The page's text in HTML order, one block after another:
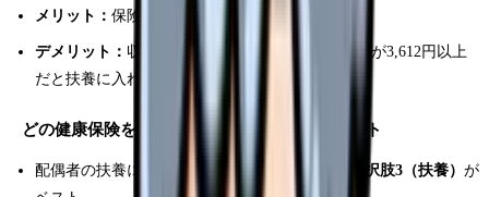
メリット： 保険料ゼロ。コストが最も安い
デメリット： 収入要件が厳しい。失業保険の日額が3,612円以上
だと扶養に入れない場合がある
どの健康保険を選ぶべきか？判断フローチャート
配偶者の扶養に入れる条件を満たしている → 選択肢3（扶養） が